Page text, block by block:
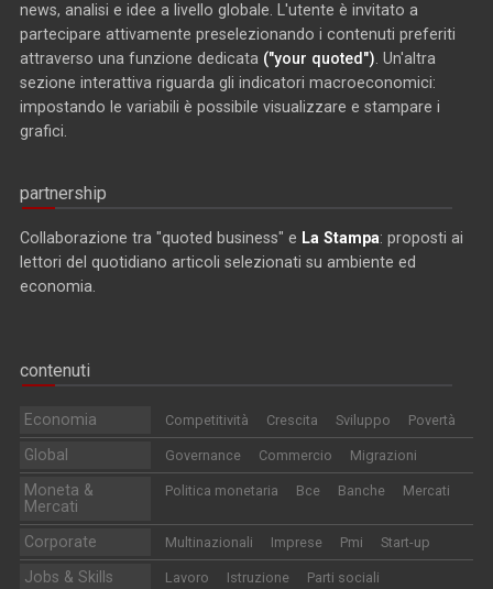
news, analisi e idee a livello globale. L'utente è invitato a
partecipare attivamente preselezionando i contenuti preferiti
attraverso una funzione dedicata ("your quoted") . Un'altra
sezione interattiva riguarda gli indicatori macroeconomici:
impostando le variabili è possibile visualizzare e stampare i
grafici.
partnership
Collaborazione tra "quoted business" e La Stampa: proposti ai
lettori del quotidiano articoli selezionati su ambiente ed
economia.
contenuti
Economia Competitività Crescita Sviluppo Povertà
Global Governance Commercio Migrazioni
Moneta &
Mercati
Politica monetaria Bce Banche Mercati
Corporate Multinazionali Imprese Pmi Start-up
Jobs & Skills Lavoro Istruzione
Parti sociali